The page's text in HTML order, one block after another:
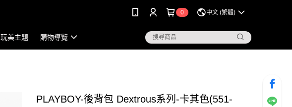
0 中文 (繁體)
玩美主題 購物導覽
PLAYBOY-後背包 Dextrous系列-卡其色(551-